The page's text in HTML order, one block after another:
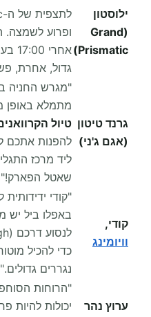
ילוסטון
(Grand
Prismatic)
גדול, אחרת,
גרנד טיטון
(אגם ג'ני)
מתמלא באופן
טיול
להפנות אתכם
ליד מרכז
שאטל הפארק!"
קודי,
וויומינג
"קודי
באפלו ביל יש
כדי להכיל
נגררים גדולים."
ערוץ נהר
"הרוחות
יכולות להיות